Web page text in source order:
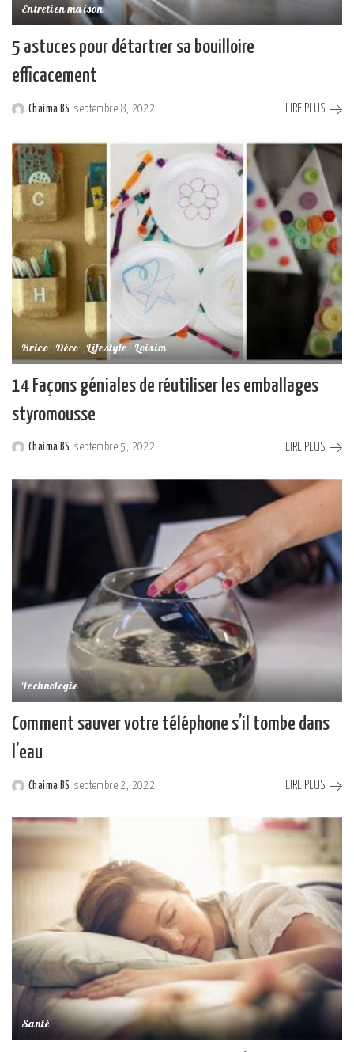
Entretien maison
5 astuces pour détartrer sa bouilloire
efficacement
Posted
Chaima BS septembre 8, 2022 LIRE PLUS
Brico Déco Lifestyle Loisirs
14 Façons géniales de réutiliser les emballages
styromousse
Chaima BS septembre 5, 2022 LIRE PLUS
Technologie
Comment sauver votre téléphone s’il tombe dans
l’eau
Posted
Chaima BS septembre 2, 2022 LIRE PLUS
Santé